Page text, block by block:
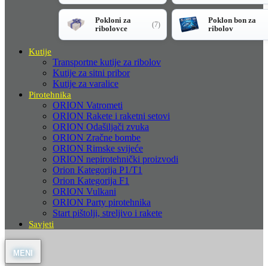
Pokloni za
ribolovce
(7)
Poklon bon za
ribolov
Kutije
Transportne kutije za ribolov
Kutije za sitni pribor
Kutije za varalice
Pirotehnika
ORION Vatrometi
ORION Rakete i raketni setovi
ORION Odašiljači zvuka
ORION Zračne bombe
ORION Rimske svijeće
ORION nepirotehnički proizvodi
Orion Kategorija P1/T1
Orion Kategorija F1
ORION Vulkani
ORION Party pirotehnika
Start pištolji, streljivo i rakete
Savjeti